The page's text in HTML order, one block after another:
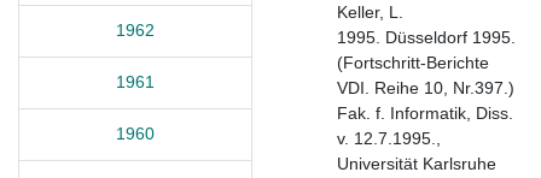
1962
1961
1960
Keller, L.
1995. Düsseldorf 1995.
(Fortschritt-Berichte
VDI. Reihe 10, Nr.397.)
Fak. f. Informatik, Diss.
v. 12.7.1995.,
Universität Karlsruhe